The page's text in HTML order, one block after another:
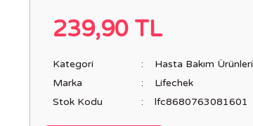
239,90 TL
Kategori
Hasta Bakım Ürünleri
Marka
Lifechek
Stok Kodu
lfc8680763081601